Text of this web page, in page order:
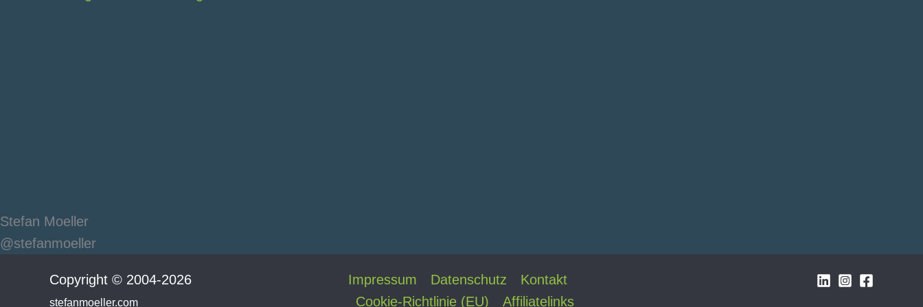
Stefan Moeller
@stefanmoeller
Copyright © 2004-2026
stefanmoeller.com
Impressum Datenschutz
Kontakt
Cookie-Richtlinie (EU)
Affiliatelinks